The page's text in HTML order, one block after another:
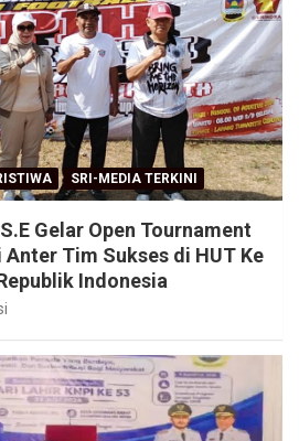
SRI-MEDIA TERKINI
Gelar Open Tournament
Tim Sukses di HUT Ke
Indonesia